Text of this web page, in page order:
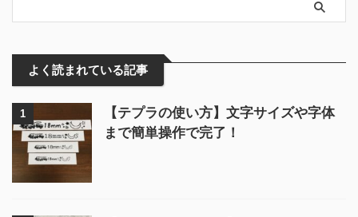
よく読まれている記事
1
【テプラの使い方】文字サイズや字体
まで簡単操作で完了！